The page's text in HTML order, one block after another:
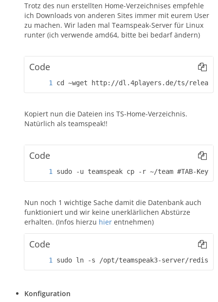
Trotz des nun erstellten Home-Verzeichnises empfehle
ich Downloads von anderen Sites immer mit eurem User
zu machen. Wir laden mal Teamspeak-Server für Linux
runter (ich verwende amd64, bitte bei bedarf ändern)
Code
cd ~wget http://dl.4players.de/ts/
Kopiert nun die Dateien ins TS-Home-Verzeichnis.
Natürlich als teamspeak!!
Code
sudo -u teamspeak cp -r ~/team #TAB-
Nun noch 1 wichtige Sache damit die Datenbank auch
funktioniert und wir keine unerklärlichen Abstürze
erhalten. (Infos hierzu hier entnehmen)
Code
sudo ln -s /opt/teamspeak3-server/
Konfiguration